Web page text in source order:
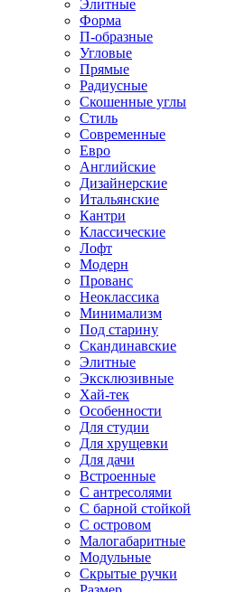
Элитные
Форма
П-образные
Угловые
Прямые
Радиусные
Скошенные углы
Стиль
Современные
Евро
Английские
Дизайнерские
Итальянские
Кантри
Классические
Лофт
Модерн
Прованс
Неоклассика
Минимализм
Под старину
Скандинавские
Элитные
Эксклюзивные
Хай-тек
Особенности
Для студии
Для хрущевки
Для дачи
Встроенные
С антресолями
С барной стойкой
С островом
Малогабаритные
Модульные
Скрытые ручки